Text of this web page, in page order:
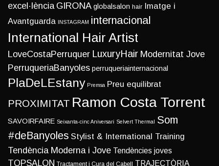
excel·lència GIRONA globalsalon hair
Imatge i
Avantguarda
INSTAGRAM internacional
International Hair Artist
LoveCostaPerruquer LuxuryHair Modernitat Jove
PerruqueriaBanyoles perruqueriainternacional
PlaDeLEstany Premsa Preu equilibrat
PROXIMITAT Ramon Costa Torrent
SAVOIRFAIRE Seixanta-cinc Aniversari Selvert Thermal
Som
#deBanyoles Stylist & International Training
Tendència Moderna i Jove Tendències joves
TOPSALON Tractament i Cura del Cabell TRAJECTÒRIA